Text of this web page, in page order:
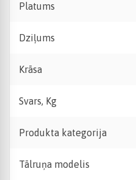
Platums
Dziļums
Krāsa
Svars, Kg
Produkta kategorija
Tālruņa modelis